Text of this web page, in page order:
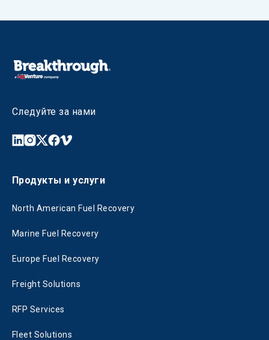
Следуйте за нами
Продукты и услуги
North American Fuel Recovery
Marine Fuel Recovery
Europe Fuel Recovery
Freight Solutions
RFP Services
Fleet Solutions